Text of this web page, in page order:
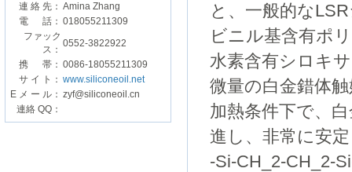
連 絡 先： Amina Zhang
電 話： 018055211309
ファック
ス：
0552-3822922
携 帯： 0086-18055211309
サ イ ト： www.siliconeoil.net
E メ ー ル： zyf@siliconeoil.cn
連絡 QQ：
と、一般的な
ビニル基含有ポ
水素含有シロキ
微量の白金錯体
加熱条件下で、
進し、非常に安
-Si-CH_2-CH_2-